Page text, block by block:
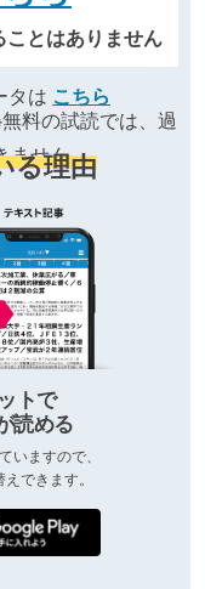
とはありません
タは こちら
料の試読では、過
ません
る理由
トで
読める
いますので、
できます。